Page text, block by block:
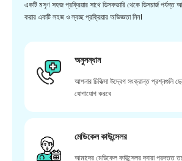
একটি মসৃণ সহজ প্রক্রিয়ার সাথে ডিসকভারি থেকে ডিসচার্জ পর্যন্ত
করার একটি সহজ ও স্বচ্ছ প্রক্রিয়ার অভিজ্ঞতা নিন।
অনুসন্ধান
আপনার চিকিত্সা উদ্বেগ সংক্রান্ত প্রশ্নগুলি
যোগাযোগ করবে
মেডিকেল কাউন্সেলর
আমাদের মেডিকেল কাউন্সেলর দ্বারা প্রদত্ত